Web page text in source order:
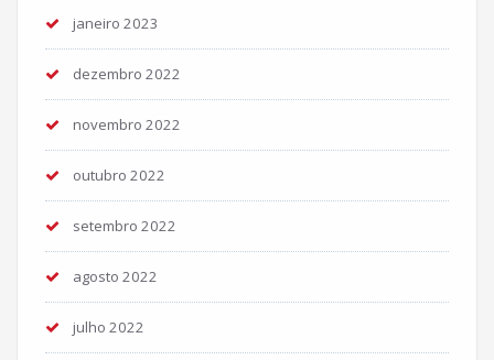
janeiro 2023
dezembro 2022
novembro 2022
outubro 2022
setembro 2022
agosto 2022
julho 2022